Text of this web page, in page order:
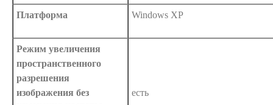
Платформа Windows XP
Режим увеличения
пространственного
разрешения
изображения без
есть